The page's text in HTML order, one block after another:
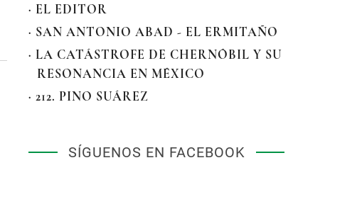
· EL EDITOR
· SAN ANTONIO ABAD - EL ERMITAÑO
· LA CATÁSTROFE DE CHERNÓBIL Y SU
RESONANCIA EN MÉXICO
· 212. PINO SUÁREZ
SÍGUENOS EN FACEBOOK